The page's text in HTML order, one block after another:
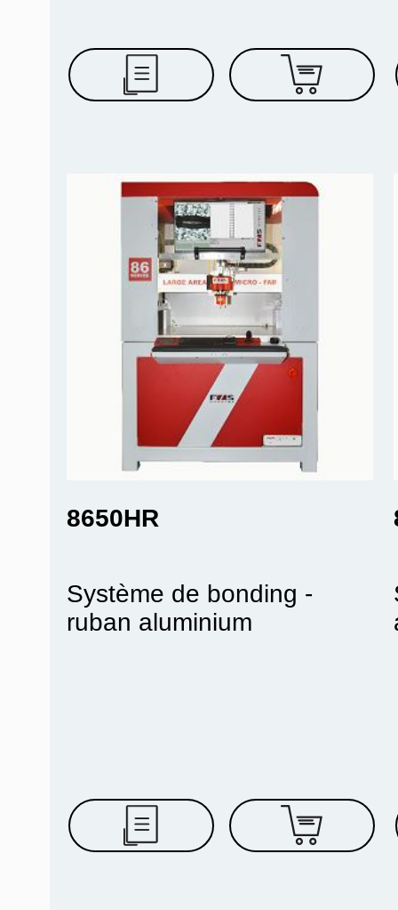
8650HR
Système de bonding -
ruban aluminium